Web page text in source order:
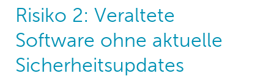
Risiko 2: Veraltete
Software ohne aktuelle
Sicherheitsupdates